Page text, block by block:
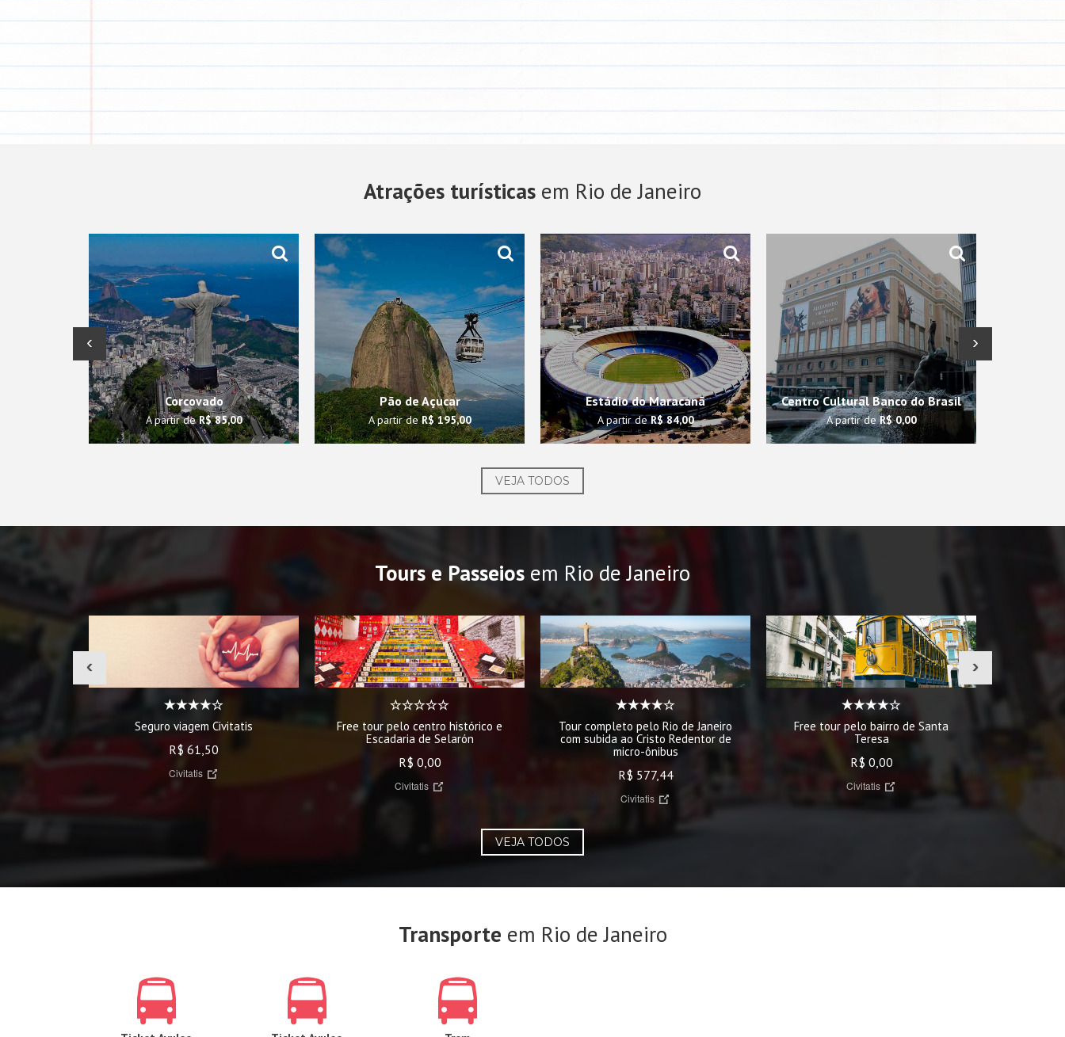
Atrações turísticas em Rio de Janeiro
Corcovado
A partir deR$ 85,00
Pão de Açucar
A partir deR$ 195,00
Estádio do Maracanã
A partir deR$ 84,00
Centro Cultural Banco do Brasil
A partir deR$ 0,00
‹ ›
VEJA TODOS
Tours e Passeios em Rio de Janeiro
Seguro viagem Civitatis
R$ 61,50
Civitatis
Free tour pelo centro histórico e
Escadaria de Selarón
R$ 0,00
Civitatis
Tour completo pelo Rio de Janeiro
com subida ao Cristo Redentor de
micro-ônibus
R$ 577,44
Civitatis
Free tour pelo bairro de Santa
Teresa
R$ 0,00
Civitatis
‹ ›
VEJA TODOS
Transporte em Rio de Janeiro